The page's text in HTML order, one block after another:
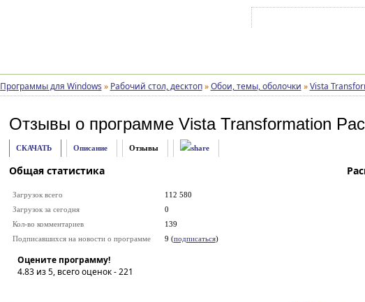
Программы для Windows » Рабочий стол, десктоп » Обои, темы, оболочки » Vista
Отзывы о программе Vista Transformation
СКАЧАТЬ Описание Отзывы
Общая статистика
Загрузок всего
112 580
Загрузок за сегодня
0
Кол-во комментариев
139
Подписавшихся на новости о программе
9 (подписаться)
Оцените программу!
4.83из 5, всего оценок -221